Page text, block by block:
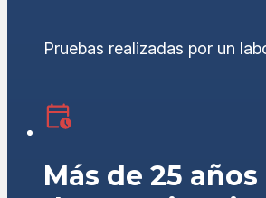
Pruebas realizadas por un
Más de 25 años